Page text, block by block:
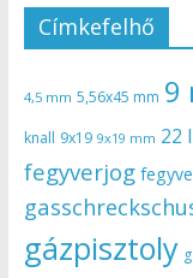
Címkefelhő
4,5 mm 5,56x45 mm 9
knall 9x19 9x19 mm 22
fegyverjog
gázpisztoly